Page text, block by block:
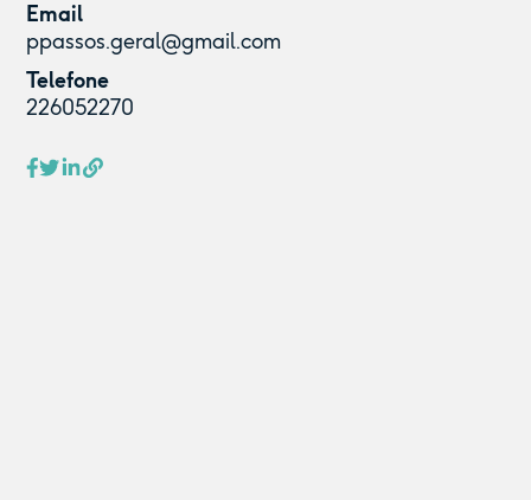
Email
ppassos.geral@gmail.com
Telefone
226052270